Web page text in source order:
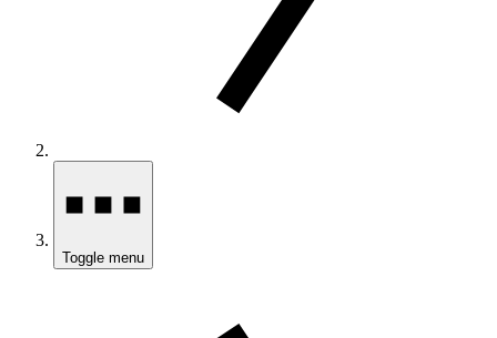
Toggle menu